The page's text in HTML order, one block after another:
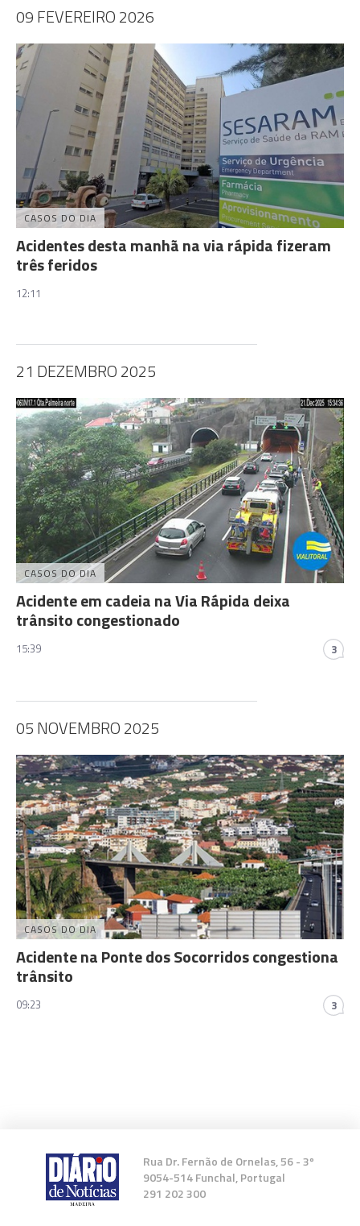
09 FEVEREIRO 2026
CASOS DO DIA
Acidentes desta manhã na via rápida fizeram
três feridos
12:11
21 DEZEMBRO 2025
CASOS DO DIA
Acidente em cadeia na Via Rápida deixa
trânsito congestionado
15:39 3
05 NOVEMBRO 2025
CASOS DO DIA
Acidente na Ponte dos Socorridos congestiona
trânsito
09:23 3
Rua Dr. Fernão de Ornelas, 56 - 3º
9054-514 Funchal, Portugal
291 202 300